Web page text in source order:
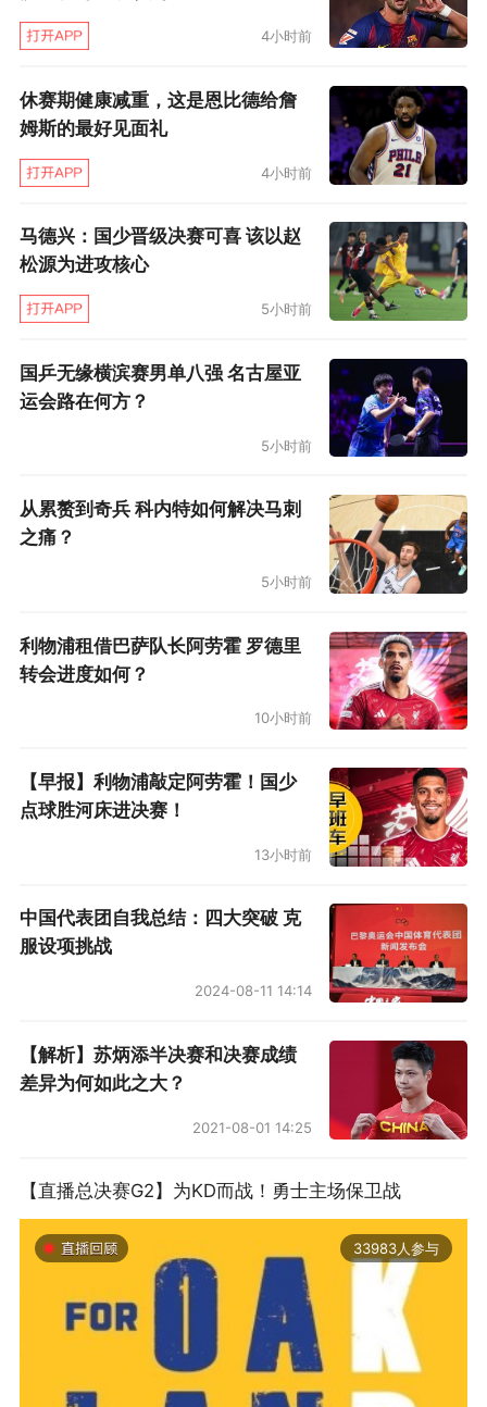
关节外侧副韧带部分撕裂的消息。目前还不清楚J
复出，但反正最快也要12月再见了。最近，J罗身
体状态一直很糟，小腿有轻伤，表现也很低迷
（欧冠客场对雅典AEK和联赛主场对弗赖堡都是
差评），客场对多特蒙德的大战在板凳上枯坐了
90分钟。不过，跟这些相比，更麻烦的事情或许
还在后面。
又逢国际比赛周，媒体目光转向三狮。英足总为
促进本土球员在顶级赛事中上场，藉英国脱欧之
有的17人减至12人。这一提案并不新鲜，仍是企
图通过“配额制”树立人才流动的壁垒。
为坚持弗洛伦蒂诺“组队从下赛季开始”的原计
划，皇马在10月29日撤销洛佩特吉职务的通告上
根据西甲规定，教练的过渡期不允许超过2周，时
间一到就必须到足协注册。于是在对梅利利亚、
巴拉多利德、比尔森胜利和塞尔塔取得4连胜后，
索拉里的职务如愿去掉了“过渡”二字。索拉里能
转正除了成绩出色，还在于皇马实在不易找到能
接手的教练。主席团终于在11月13日下午宣布了
扣篮 | 5皇万岁
10月28日，湖人负于马刺之战，勒布朗·詹姆斯超
我们等太久，北京时间11月15日，他又完成了对
张伯伦的超车，独居历史第5。这一夜，他的表现
更加强大，结局也更完美：全场44分10篮板9助
攻，率队击败开拓者取得4连胜，他也成为科比告
别战得到60分后，第一位轰下40+的湖人球员。
从比赛的第三节开始，每当勒布朗站上罚球线，
4小时前
休赛期健康减重，这是恩比德给詹
姆斯的最好见面礼
4小时前
马德兴：国少晋级决赛可喜 该以赵
松源为进攻核心
5小时前
国乒无缘横滨赛男单八强 名古屋亚
运会路在何方？
5小时前
从累赘到奇兵 科内特如何解决马刺
之痛？
5小时前
利物浦租借巴萨队长阿劳霍 罗德里
转会进度如何？
10小时前
【早报】利物浦敲定阿劳霍！国少
点球胜河床进决赛！
13小时前
中国代表团自我总结：四大突破 克
服设项挑战
2024-08-11 14:14
【解析】苏炳添半决赛和决赛成绩
差异为何如此之大？
2021-08-01 14:25
【直播总决赛G2】为KD而战！勇士主场保卫战
33983人参与